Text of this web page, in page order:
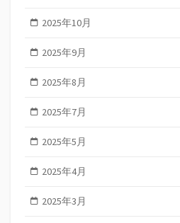
2025年10月
2025年9月
2025年8月
2025年7月
2025年5月
2025年4月
2025年3月